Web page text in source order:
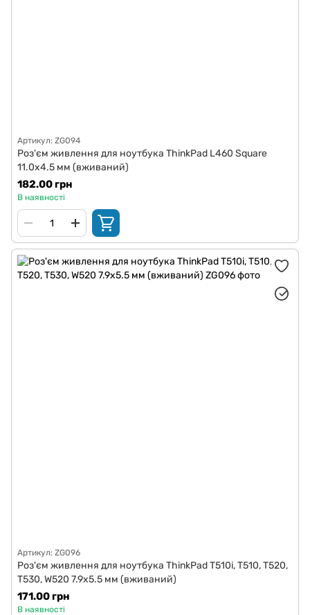
Артикул: ZG094
Роз'єм живлення для ноутбука ThinkPad L460 Square
11.0x4.5 мм (вживаний)
182.00 грн
В наявності
Артикул: ZG096
Роз'єм живлення для ноутбука ThinkPad T510i, T510, T520,
T530, W520 7.9x5.5 мм (вживаний)
171.00 грн
В наявності